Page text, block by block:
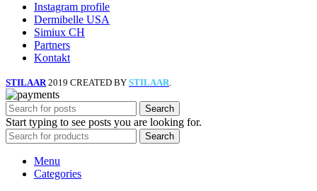
Instagram profile
Dermibelle USA
Simiux CH
Partners
Kontakt
STILAAR 2019 CREATED BY STILAAR.
Search
Start typing to see posts you are looking for.
Search
Menu
Categories